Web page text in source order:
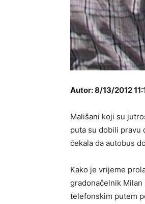
Autor: 8/13/2012
Mališani koji su
puta su dobili pravu
čekala da autobus
Kako je vrijeme
gradonačelnik
telefonskim putem